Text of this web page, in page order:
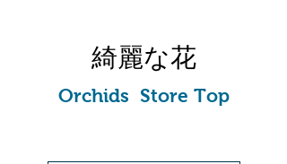
綺麗な花
Orchids Store Top